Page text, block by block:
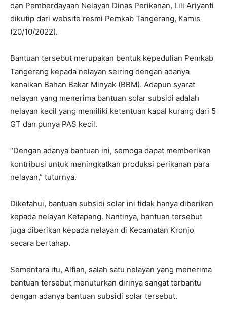
dan Pemberdayaan Nelayan Dinas Perikanan, Lili Ariyanti
dikutip dari website resmi Pemkab Tangerang, Kamis
(20/10/2022).
Bantuan tersebut merupakan bentuk kepedulian Pemkab
Tangerang kepada nelayan seiring dengan adanya
kenaikan Bahan Bakar Minyak (BBM). Adapun syarat
nelayan yang menerima bantuan solar subsidi adalah
nelayan kecil yang memiliki ketentuan kapal kurang dari 5
GT dan punya PAS kecil.
“Dengan adanya bantuan ini, semoga dapat memberikan
kontribusi untuk meningkatkan produksi perikanan para
nelayan,” tuturnya.
Diketahui, bantuan subsidi solar ini tidak hanya diberikan
kepada nelayan Ketapang. Nantinya, bantuan tersebut
juga diberikan kepada nelayan di Kecamatan Kronjo
secara bertahap.
Sementara itu, Alfian, salah satu nelayan yang menerima
bantuan tersebut menuturkan dirinya sangat terbantu
dengan adanya bantuan subsidi solar tersebut.